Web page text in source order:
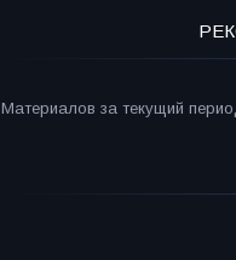
Материалов за текущий